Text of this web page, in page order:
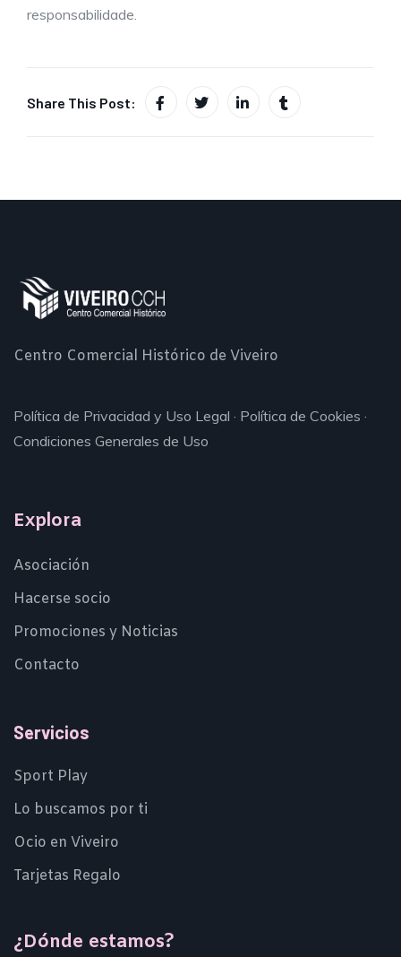
responsabilidade.
Share This Post:
Centro Comercial Histórico de Viveiro
Política de Privacidad y Uso Legal · Política de Cookies ·
Condiciones Generales de Uso
Explora
Asociación
Hacerse socio
Promociones y Noticias
Contacto
Servicios
Sport Play
Lo buscamos por ti
Ocio en Viveiro
Tarjetas Regalo
¿Dónde estamos?